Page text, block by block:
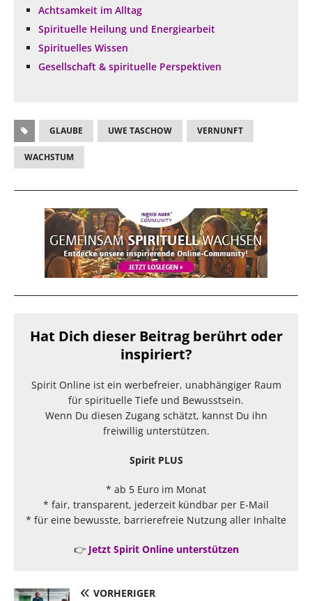
Achtsamkeit im Alltag
Spirituelle Heilung und Energiearbeit
Spirituelles Wissen
Gesellschaft & spirituelle Perspektiven
GLAUBE UWE TASCHOW VERNUNFT
WACHSTUM
Hat Dich dieser Beitrag berührt oder
inspiriert?
Spirit Online ist ein werbefreier, unabhängiger Raum
für spirituelle Tiefe und Bewusstsein.
Wenn Du diesen Zugang schätzt, kannst Du ihn
freiwillig unterstützen.
Spirit PLUS
* ab 5 Euro im Monat
* fair, transparent, jederzeit kündbar per E-Mail
* für eine bewusste, barrierefreie Nutzung aller Inhalte
👉 Jetzt Spirit Online unterstützen
VORHERIGER